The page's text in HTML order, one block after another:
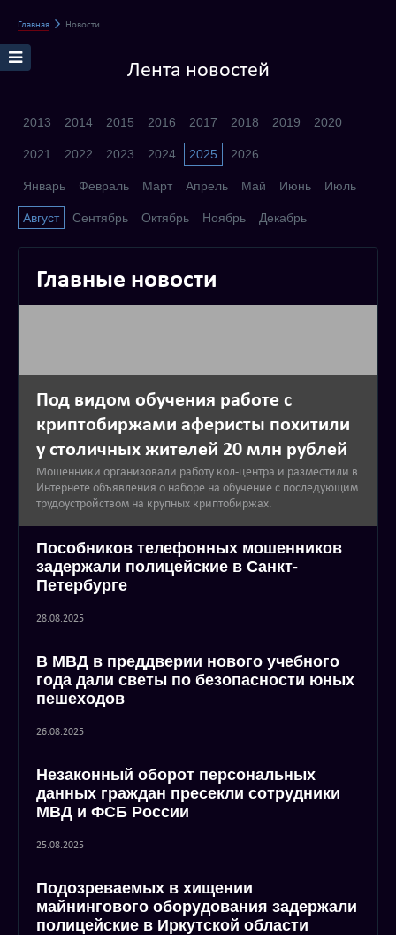
Главная Новости
Лента новостей
2013 2014 2015 2016 2017 2018 2019 2020
2021 2022 2023 2024 2025 2026
Январь Февраль Март Апрель Май Июнь Июль
Август Сентябрь Октябрь Ноябрь Декабрь
Главные новости
Под видом обучения работе с
криптобиржами аферисты похитили
у столичных жителей 20 млн рублей
Мошенники организовали работу кол-центра и разместили в
Интернете объявления о наборе на обучение с последующим
трудоустройством на крупных криптобиржах.
Пособников телефонных мошенников
задержали полицейские в Санкт-
Петербурге
28.08.2025
В МВД в преддверии нового учебного
года дали светы по безопасности юных
пешеходов
26.08.2025
Незаконный оборот персональных
данных граждан пресекли сотрудники
МВД и ФСБ России
25.08.2025
Подозреваемых в хищении
майнингового оборудования задержали
полицейские в Иркутской области